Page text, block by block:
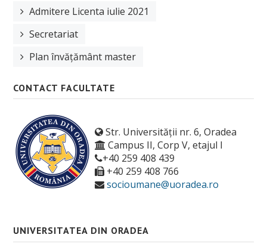
Admitere Licenta iulie 2021
Secretariat
Plan învățământ master
CONTACT FACULTATE
Str. Universității nr. 6, Oradea
Campus II, Corp V, etajul I
+40 259 408 439
+40 259 408 766
socioumane@uoradea.ro
UNIVERSITATEA DIN ORADEA